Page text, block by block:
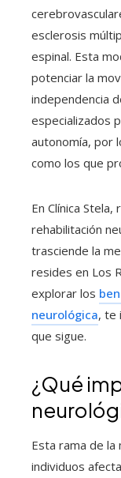
esclerosis
espinal. Esta
potenciar la
independencia
especializados
autonomía, por
como los que
En Clínica
rehabilitación
trasciende la
resides en Los
explorar los
neurológica, te
que sigue.
¿Qué
Esta rama de la
individuos